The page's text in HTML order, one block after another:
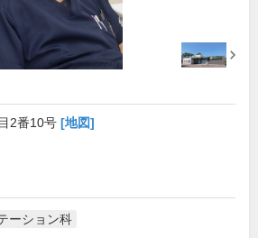
2番10号 [地図]
ーション科